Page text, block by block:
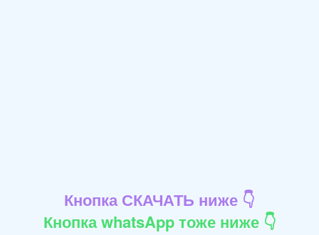
Кнопка СКАЧАТЬ ниже 👇
Кнопка whatsApp тоже ниже 👇